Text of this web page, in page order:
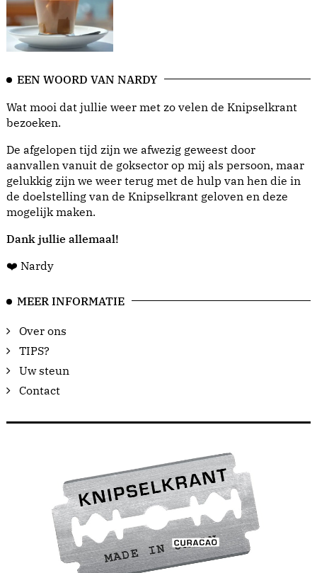
EEN WOORD VAN NARDY
Wat mooi dat jullie weer met zo velen de Knipselkrant
bezoeken.
De afgelopen tijd zijn we afwezig geweest door
aanvallen vanuit de goksector op mij als persoon, maar
gelukkig zijn we weer terug met de hulp van hen die in
de doelstelling van de Knipselkrant geloven en deze
mogelijk maken.
Dank jullie allemaal!
❤️ Nardy
MEER INFORMATIE
Over ons
TIPS?
Uw steun
Contact